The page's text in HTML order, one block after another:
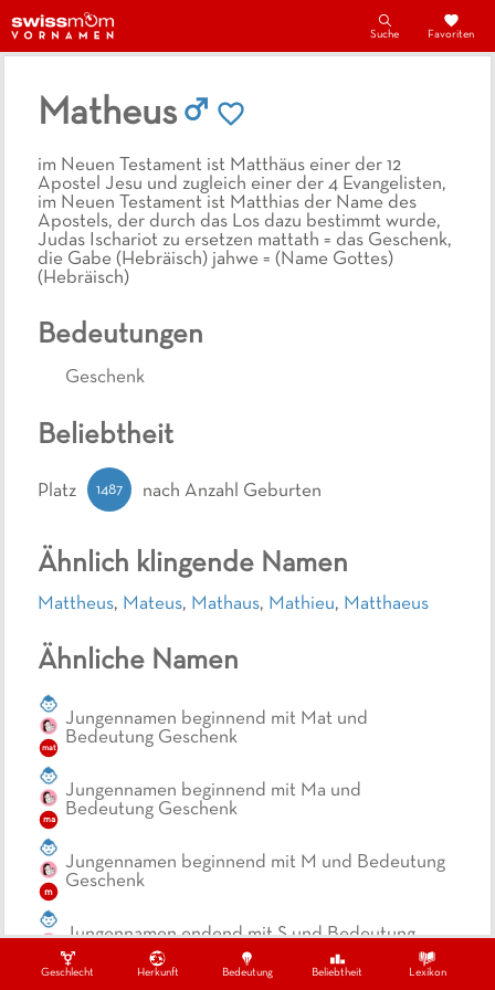
Geschlecht Herkunft Bedeutung Beliebtheit Lexikon
Suche Favoriten
Matheus
im Neuen Testament ist Matthäus einer der 12
Apostel Jesu und zugleich einer der 4 Evangelisten,
im Neuen Testament ist Matthias der Name des
Apostels, der durch das Los dazu bestimmt wurde,
Judas Ischariot zu ersetzen mattath = das Geschenk,
die Gabe (Hebräisch) jahwe = (Name Gottes)
(Hebräisch)
Bedeutungen
Geschenk
Ähnlich klingende Namen
Mattheus, Mateus, Mathaus, Mathieu, Matthaeus
Ähnliche Namen
mat
Jungennamen beginnend mit Mat und
Bedeutung Geschenk
ma
Jungennamen beginnend mit Ma und
Bedeutung Geschenk
m
Jungennamen beginnend mit M und Bedeutung
Geschenk
Jungennamen endend mit S und Bedeutung
Geschenk
Beliebtheit
Platz 1487 nach Anzahl Geburten